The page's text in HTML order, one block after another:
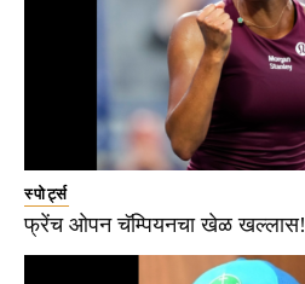
स्पोर्ट्स
फ्रेंच ओपन चॅम्पियनचा खेळ खल्लास!